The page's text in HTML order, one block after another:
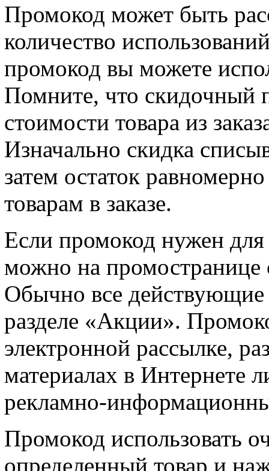
Промокод может быть
количество
промокод вы можете
Помните, что скидочный
стоимости товара из
Изначально скидка
затем остаток
товарам в заказе.
Если промокод нужен для
можно на промостранице
Обычно все действующие
разделе «Акции».
электронной рассылке,
материалах в Интернете
рекламно-
Промокод использовать
определенный товар и